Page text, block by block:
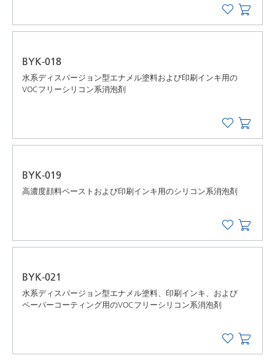
BYK-018
水系ディスパージョン型エナメル塗料および印刷インキ用の
VOCフリーシリコン系消泡剤
BYK-019
高濃度顔料ペーストおよび印刷インキ用のシリコン系消泡剤
BYK-021
水系ディスパージョン型エナメル塗料、印刷インキ、および
ペーパーコーティング用のVOCフリーシリコン系消泡剤